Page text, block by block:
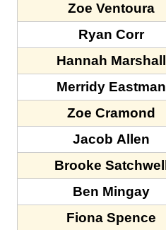
Zoe Ventoura
Ryan Corr
Hannah Marshall
Merridy Eastman
Zoe Cramond
Jacob Allen
Brooke Satchwell
Ben Mingay
Fiona Spence